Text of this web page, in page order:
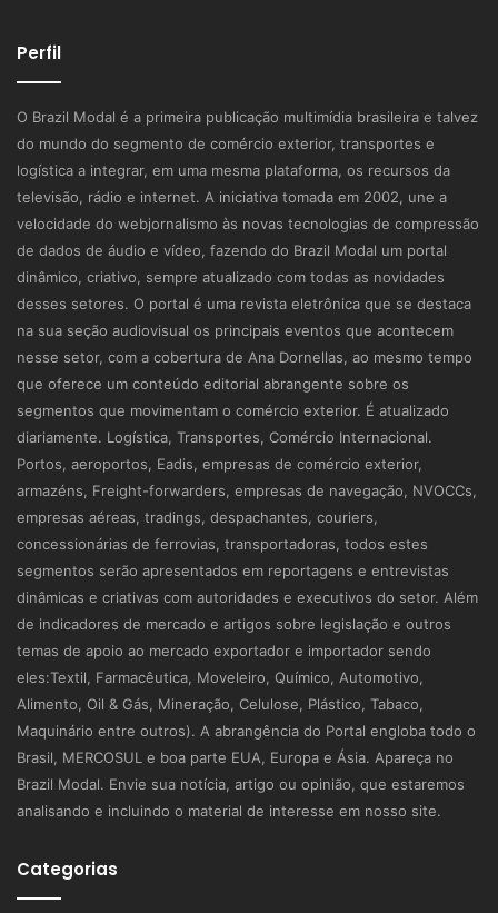
Perfil
O Brazil Modal é a primeira publicação multimídia brasileira e talvez
do mundo do segmento de comércio exterior, transportes e
logística a integrar, em uma mesma plataforma, os recursos da
televisão, rádio e internet. A iniciativa tomada em 2002, une a
velocidade do webjornalismo às novas tecnologias de compressão
de dados de áudio e vídeo, fazendo do Brazil Modal um portal
dinâmico, criativo, sempre atualizado com todas as novidades
desses setores. O portal é uma revista eletrônica que se destaca
na sua seção audiovisual os principais eventos que acontecem
nesse setor, com a cobertura de Ana Dornellas, ao mesmo tempo
que oferece um conteúdo editorial abrangente sobre os
segmentos que movimentam o comércio exterior. É atualizado
diariamente. Logística, Transportes, Comércio Internacional.
Portos, aeroportos, Eadis, empresas de comércio exterior,
armazéns, Freight-forwarders, empresas de navegação, NVOCCs,
empresas aéreas, tradings, despachantes, couriers,
concessionárias de ferrovias, transportadoras, todos estes
segmentos serão apresentados em reportagens e entrevistas
dinâmicas e criativas com autoridades e executivos do setor. Além
de indicadores de mercado e artigos sobre legislação e outros
temas de apoio ao mercado exportador e importador sendo
eles:Textil, Farmacêutica, Moveleiro, Químico, Automotivo,
Alimento, Oil & Gás, Mineração, Celulose, Plástico, Tabaco,
Maquinário entre outros). A abrangência do Portal engloba todo o
Brasil, MERCOSUL e boa parte EUA, Europa e Ásia. Apareça no
Brazil Modal. Envie sua notícia, artigo ou opinião, que estaremos
analisando e incluindo o material de interesse em nosso site.
Categorias